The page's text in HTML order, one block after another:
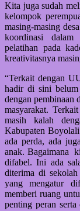
Kita juga sudah
kelompok
masing-masing
koordinasi dalam
pelatihan pada
kreativitasnya
“Terkait dengan
hadir di sini belum
dengan pembinaan
masyarakat.
masih kalah
Kabupaten
ada perda, ada
anak. Bagaimana
difabel. Ini ada
diterima di
yang mengatur
memberi ruang
penting peran